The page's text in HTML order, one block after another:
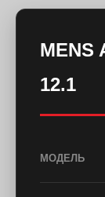
MENS
12.1
МОДЕЛЬ